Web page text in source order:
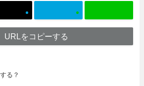
URLをコピーする
る？